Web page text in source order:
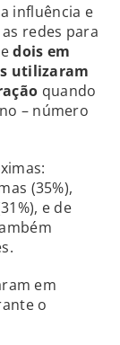
influência e
redes para
dois em
utilizaram
quando
– número
(35%),
e de
em
o